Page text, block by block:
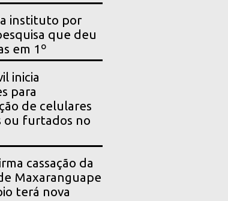
instituto por
que deu
em 1º
inicia
para
de celulares
ou furtados no
cassação da
Maxaranguape
terá nova